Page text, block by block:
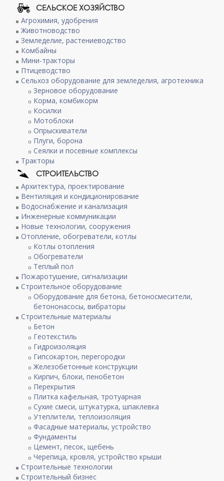
СЕЛЬСКОЕ ХОЗЯЙСТВО
Агрохимия, удобрения
Животноводство
Земледелие, растениеводство
Комбайны
Мини-тракторы
Птицеводство
Сельхоз оборудование для земледелия, агротехника
Зерновое оборудование
Корма, комбикорм
Косилки
Мотоблоки
Опрыскиватели
Плуги, борона
Сеялки и посевные комплексы
Тракторы
СТРОИТЕЛЬСТВО
Архитектура, проектирование
Вентиляция и кондиционирование
Водоснабжение и канализация
Инженерные коммуникации
Новые технологии, сооружения
Отопление, обогреватели, котлы
Котлы отопления
Обогреватели
Теплый пол
Пожаротушение, сигнализации
Строительное оборудование
Оборудование для бетона, бетоносмесители,
бетононасосы, вибраторы
Строительные материалы
Бетон
Геотекстиль
Гидроизоляция
Гипсокартон, перегородки
Железобетонные конструкции
Кирпич, блоки, пенобетон
Перекрытия
Плитка кафельная, тротуарная
Сухие смеси, штукатурка, шпаклевка
Утеплители, теплоизоляция
Фасадные материалы, устройство
Фундаменты
Цемент, песок, щебень
Черепица, кровля, устройство крыши
Строительные технологии
Строительный бизнес